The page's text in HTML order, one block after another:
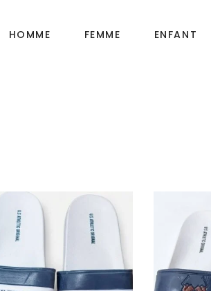
HOMME FEMME ENFANT